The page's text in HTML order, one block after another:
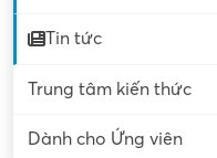
Tin tức
Trung tâm kiến thức
Dành cho Ứng viên